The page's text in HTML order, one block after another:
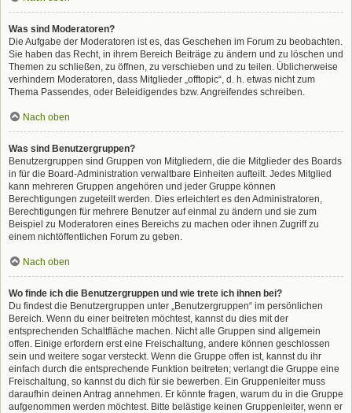
Was sind Moderatoren?
Die Aufgabe der Moderatoren ist es, das Geschehen im Forum zu beobachten.
Sie haben das Recht, in ihrem Bereich Beiträge zu ändern und zu löschen und
Themen zu schließen, zu öffnen, zu verschieben und zu teilen. Üblicherweise
verhindern Moderatoren, dass Mitglieder „offtopic“, d. h. etwas nicht zum
Thema Passendes, oder Beleidigendes bzw. Angreifendes schreiben.
Nach oben
Was sind Benutzergruppen?
Benutzergruppen sind Gruppen von Mitgliedern, die die Mitglieder des Boards
in für die Board-Administration verwaltbare Einheiten aufteilt. Jedes Mitglied
kann mehreren Gruppen angehören und jeder Gruppe können
Berechtigungen zugeteilt werden. Dies erleichtert es den Administratoren,
Berechtigungen für mehrere Benutzer auf einmal zu ändern und sie zum
Beispiel zu Moderatoren eines Bereichs zu machen oder ihnen Zugriff zu
einem nichtöffentlichen Forum zu geben.
Nach oben
Wo finde ich die Benutzergruppen und wie trete ich ihnen bei?
Du findest die Benutzergruppen unter „Benutzergruppen“ im persönlichen
Bereich. Wenn du einer beitreten möchtest, kannst du dies mit der
entsprechenden Schaltfläche machen. Nicht alle Gruppen sind allgemein
offen. Einige erfordern erst eine Freischaltung, andere können geschlossen
sein und weitere sogar versteckt. Wenn die Gruppe offen ist, kannst du ihr
einfach durch die entsprechende Funktion beitreten; verlangt die Gruppe eine
Freischaltung, so kannst du dich für sie bewerben. Ein Gruppenleiter muss
daraufhin deinen Antrag annehmen. Er könnte fragen, warum du in die Gruppe
aufgenommen werden möchtest. Bitte belästige keinen Gruppenleiter, wenn er